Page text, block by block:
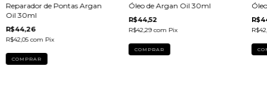
Reparador de Pontas Argan
Oil 30ml
R$44,26
R$42,05com Pix
Óleo de Argan Oil 30ml
R$44,52
R$42,29com Pix